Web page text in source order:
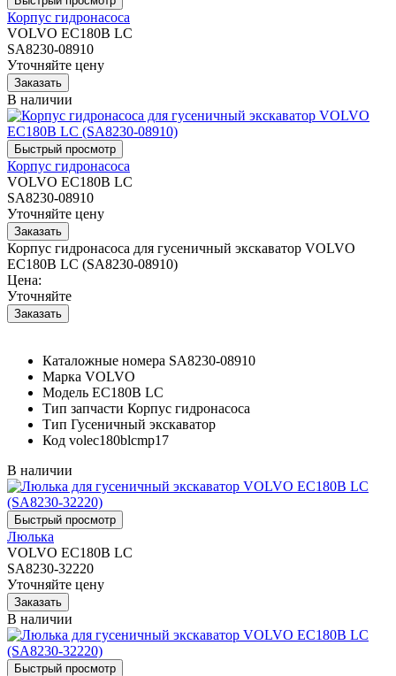
Корпус гидронасоса
VOLVO EC180B LC
SA8230-08910
Уточняйте цену
В наличии
Корпус гидронасоса
VOLVO EC180B LC
SA8230-08910
Уточняйте цену
Корпус гидронасоса для гусеничный экскаватор VOLVO
EC180B LC (SA8230-08910)
Цена:
Уточняйте
Каталожные номера SA8230-08910
Марка VOLVO
Модель EC180B LC
Тип запчасти Корпус гидронасоса
Тип Гусеничный экскаватор
Код volec180blcmp17
В наличии
Люлька
VOLVO EC180B LC
SA8230-32220
Уточняйте цену
В наличии